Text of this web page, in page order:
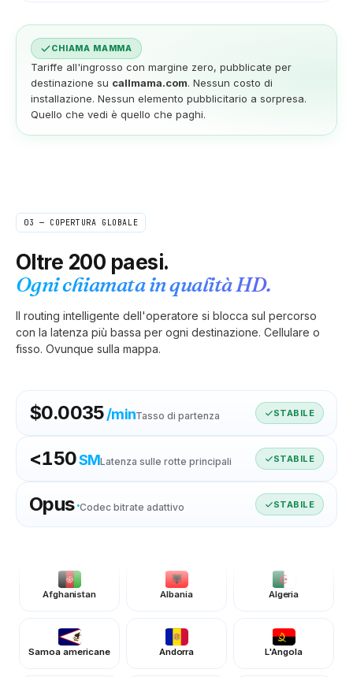
CHIAMA MAMMA
Tariffe all'ingrosso con margine zero, pubblicate per
destinazione su callmama.com. Nessun costo di
installazione. Nessun elemento pubblicitario a sorpresa.
Quello che vedi è quello che paghi.
03 — COPERTURA GLOBALE
Oltre 200 paesi.
Ogni chiamata in qualità HD.
Il routing intelligente dell'operatore si blocca sul percorso
con la latenza più bassa per ogni destinazione. Cellulare o
fisso. Ovunque sulla mappa.
$0.0035/minTasso di partenza STABILE
<150SMLatenza sulle rotte principali STABILE
Opus·Codec bitrate adattivo STABILE
Afghanistan Albania Algeria
Samoa americane Andorra L'Angola